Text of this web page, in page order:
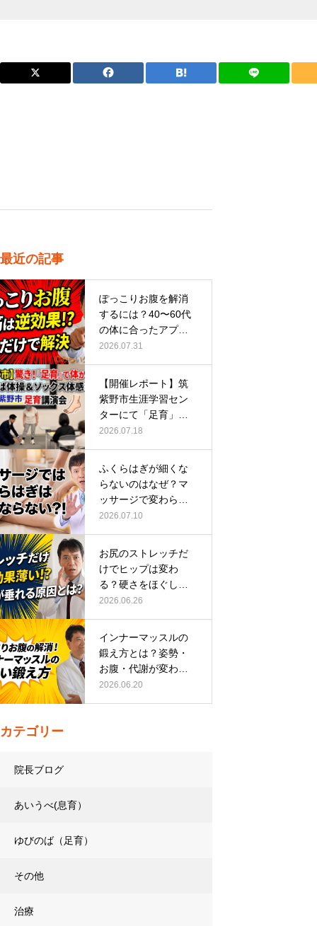
最近の記事
ぽっこりお腹を解消
するには？40〜60代
の体に合ったアプロ
ーチ
2026.07.31
【開催レポート】筑
紫野市生涯学習セン
ターにて「足育」講
演会に登壇し…
2026.07.18
ふくらはぎが細くな
らないのはなぜ？マ
ッサージで変わらな
い根本原因
2026.07.10
お尻のストレッチだ
けでヒップは変わ
る？硬さをほぐして
整える正しい方…
2026.06.26
インナーマッスルの
鍛え方とは？姿勢・
お腹・代謝が変わる
トレーニング…
2026.06.20
カテゴリー
院長ブログ
あいうべ(息育）
ゆびのば（足育）
その他
治療